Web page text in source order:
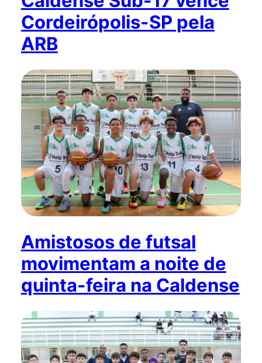
Cordeirópolis-SP pela
ARB
Amistosos de futsal
movimentam a noite de
quinta-feira na Caldense